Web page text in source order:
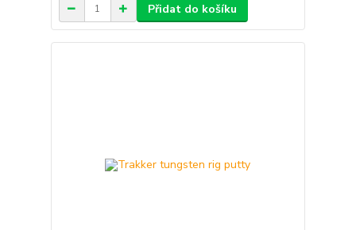
Přidat do košíku